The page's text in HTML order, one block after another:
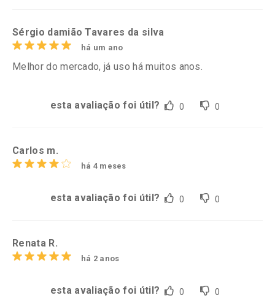
Sérgio damião Tavares da silva
há um ano
Melhor do mercado, já uso há muitos anos.
esta avaliação foi útil? 0 0
Carlos m.
há 4 meses
esta avaliação foi útil? 0 0
Renata R.
há 2 anos
esta avaliação foi útil? 0 0